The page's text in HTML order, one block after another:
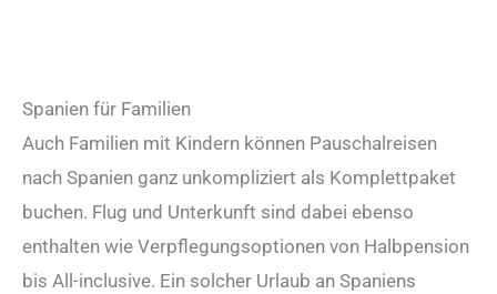
Spanien für Familien
Auch Familien mit Kindern können Pauschalreisen
nach Spanien ganz unkompliziert als Komplettpaket
buchen. Flug und Unterkunft sind dabei ebenso
enthalten wie Verpflegungsoptionen von Halbpension
bis All-inclusive. Ein solcher Urlaub an Spaniens